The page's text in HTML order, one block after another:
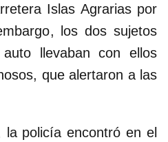
Islas Agrarias por
los dos sujetos
llevaban con ellos
que alertaron a las
la policía encontró en el